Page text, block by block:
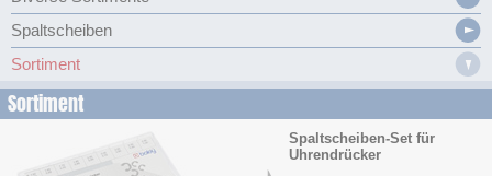
Spaltscheiben
Sortiment
Sortiment
Spaltscheiben-Set für
Uhrendrücker